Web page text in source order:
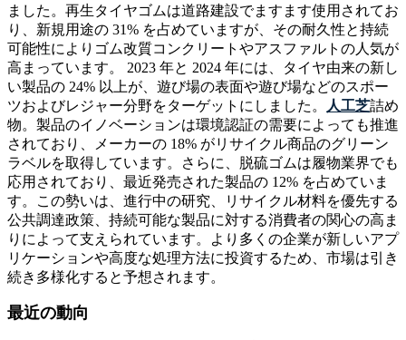
ました。再生タイヤゴムは道路建設でますます使用されてお
り、新規用途の 31% を占めていますが、その耐久性と持続
可能性によりゴム改質コンクリートやアスファルトの人気が
高まっています。 2023 年と 2024 年には、タイヤ由来の新し
い製品の 24% 以上が、遊び場の表面や遊び場などのスポー
ツおよびレジャー分野をターゲットにしました。
人工芝詰め
物。製品のイノベーションは環境認証の需要によっても推進
されており、メーカーの 18% がリサイクル商品のグリーン
ラベルを取得しています。さらに、脱硫ゴムは履物業界でも
応用されており、最近発売された製品の 12% を占めていま
す。この勢いは、進行中の研究、リサイクル材料を優先する
公共調達政策、持続可能な製品に対する消費者の関心の高ま
りによって支えられています。より多くの企業が新しいアプ
リケーションや高度な処理方法に投資するため、市場は引き
続き多様化すると予想されます。
最近の動向